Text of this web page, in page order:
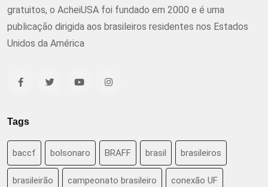
gratuitos, o AcheiUSA foi fundado em 2000 e é uma
publicação dirigida aos brasileiros residentes nos Estados
Unidos da América
Tags
baccf bolsonaro BRAFF brasil brasileiros
brasileirão campeonato brasileiro conexão UF